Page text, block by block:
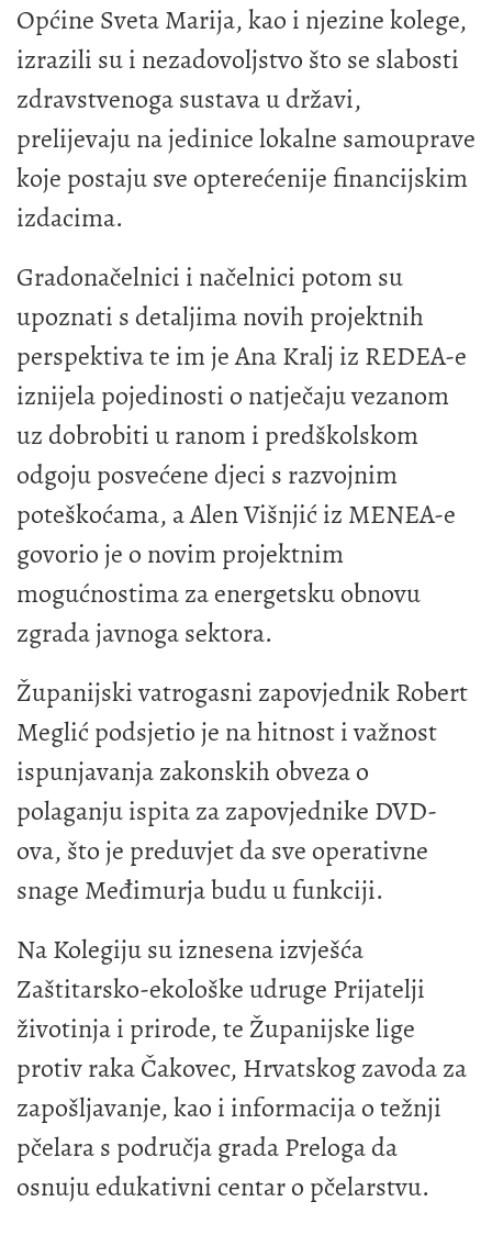
Općine Sveta Marija, kao i njezine kolege,
izrazili su i nezadovoljstvo što se slabosti
zdravstvenoga sustava u državi,
prelijevaju na jedinice lokalne samouprave
koje postaju sve opterećenije financijskim
izdacima.
Gradonačelnici i načelnici potom su
upoznati s detaljima novih projektnih
perspektiva te im je Ana Kralj iz REDEA-e
iznijela pojedinosti o natječaju vezanom
uz dobrobiti u ranom i predškolskom
odgoju posvećene djeci s razvojnim
poteškoćama, a Alen Višnjić iz MENEA-e
govorio je o novim projektnim
mogućnostima za energetsku obnovu
zgrada javnoga sektora.
Županijski vatrogasni zapovjednik Robert
Meglić podsjetio je na hitnost i važnost
ispunjavanja zakonskih obveza o
polaganju ispita za zapovjednike DVD-
ova, što je preduvjet da sve operativne
snage Međimurja budu u funkciji.
Na Kolegiju su iznesena izvješća
Zaštitarsko-ekološke udruge Prijatelji
životinja i prirode, te Županijske lige
protiv raka Čakovec, Hrvatskog zavoda za
zapošljavanje, kao i informacija o težnji
pčelara s područja grada Preloga da
osnuju edukativni centar o pčelarstvu.